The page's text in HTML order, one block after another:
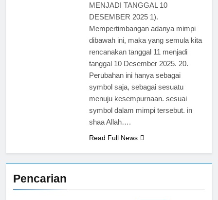
MENJADI TANGGAL 10
DESEMBER 2025 1).
Mempertimbangan adanya mimpi
dibawah ini, maka yang semula kita
rencanakan tanggal 11 menjadi
tanggal 10 Desember 2025. 20.
Perubahan ini hanya sebagai
symbol saja, sebagai sesuatu
menuju kesempurnaan. sesuai
symbol dalam mimpi tersebut. in
shaa Allah….
Read Full News
Pencarian